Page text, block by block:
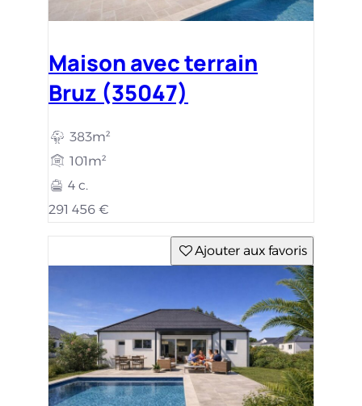
Maison avec terrain
Bruz (35047)
383m²
101m²
4 c.
291 456 €
Ajouter aux favoris